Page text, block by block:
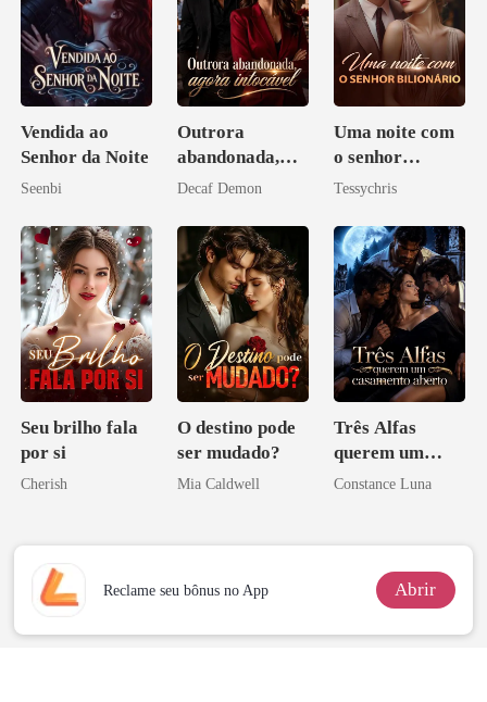
Vendida ao
Senhor da Noite
Seenbi
Outrora
abandonada,
agora intocável
Decaf Demon
Uma noite com
o senhor
Bilionário
Tessychris
Seu brilho fala
por si
Cherish
O destino pode
ser mudado?
Mia Caldwell
Três Alfas
querem um
casamento
Constance Luna
Reclame seu bônus no App Abrir